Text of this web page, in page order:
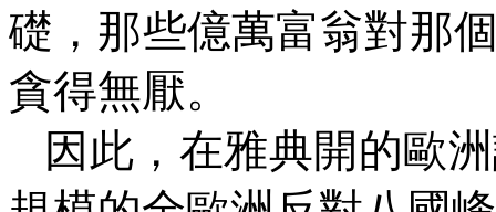
礎，那些億萬富翁對那
貪得無厭。
因此，在雅典開的歐